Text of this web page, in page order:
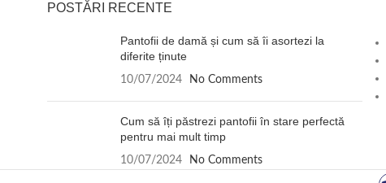
POSTĂRI RECENTE
Pantofii de damă și cum să îi asortezi la
diferite ținute
10/07/2024 No Comments
Cum să îți păstrezi pantofii în stare perfectă
pentru mai mult timp
10/07/2024 No Comments